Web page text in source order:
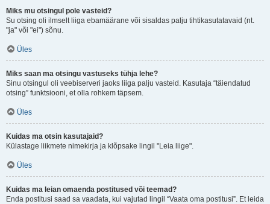
Miks mu otsingul pole vasteid?
Su otsing oli ilmselt liiga ebamäärane või sisaldas palju tihtikasutatavaid (nt.
"ja" või "ei") sõnu.
Üles
Miks saan ma otsingu vastuseks tühja lehe?
Sinu otsingul oli veebiserveri jaoks liiga palju vasteid. Kasutaja “täiendatud
otsing” funktsiooni, et olla rohkem täpsem.
Üles
Kuidas ma otsin kasutajaid?
Külastage liikmete nimekirja ja klõpsake lingil "Leia liige".
Üles
Kuidas ma leian omaenda postitused või teemad?
Enda postitusi saad sa vaadata, kui vajutad lingil “Vaata oma postitusi”. Et leida